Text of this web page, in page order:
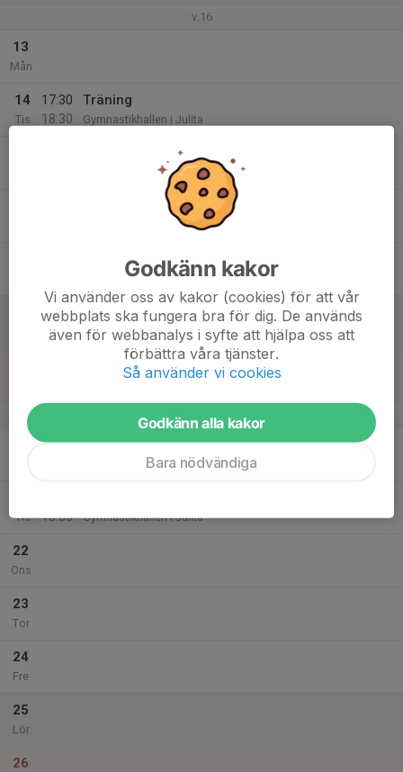
v.16
13
Mån
14
Tis
17:30
18:30
Träning
Gymnastikhallen i Julita
v.17
Tis
18:30
Gymnastikhallen i Julita
22
Ons
23
Tor
24
Fre
25
Lör
26
Godkänn kakor
Vi använder oss av kakor (cookies) för att vår
webbplats ska fungera bra för dig. De används
även för webbanalys i syfte att hjälpa oss att
förbättra våra tjänster.
Så använder vi cookies
Godkänn alla kakor
Bara nödvändiga